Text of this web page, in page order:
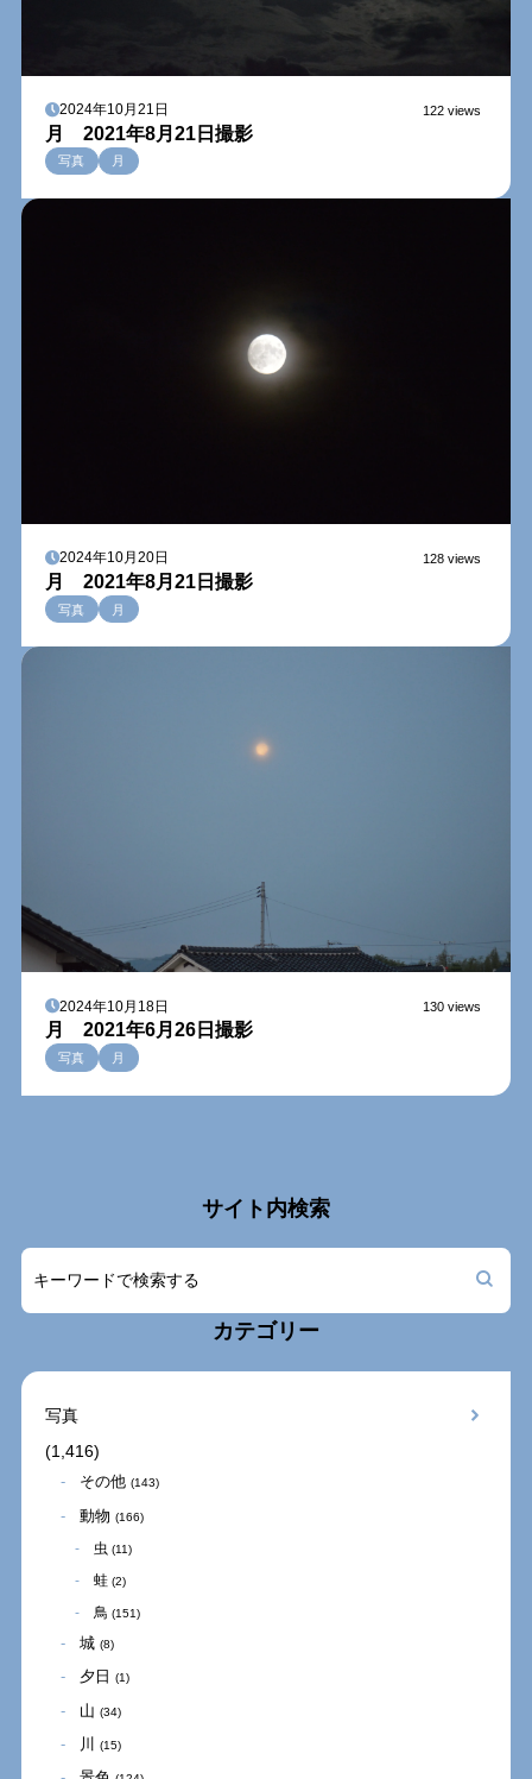
2024年10月21日 122 views
月 2021年8月21日撮影
写真 月
2024年10月20日 128 views
月 2021年8月21日撮影
写真 月
2024年10月18日 130 views
月 2021年6月26日撮影
写真 月
サイト内検索
カテゴリー
写真
(1,416)
その他 (143)
動物 (166)
虫 (11)
蛙 (2)
鳥 (151)
城 (8)
夕日 (1)
山 (34)
川 (15)